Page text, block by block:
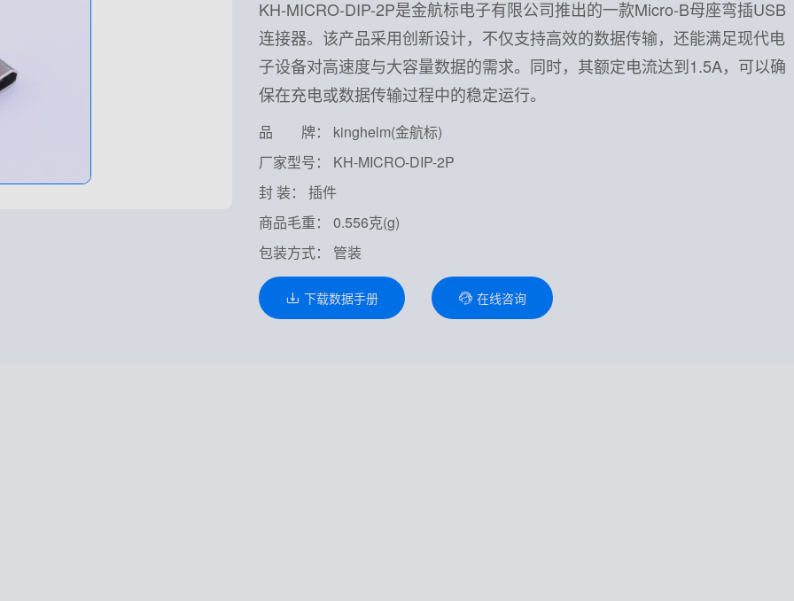
KH-MICRO-DIP-2P是金航标电子有限公司推出的一款Micro-B母座弯插USB
连接器。该产品采用创新设计，不仅支持高效的数据传输，还能满足现代电
子设备对高速度与大容量数据的需求。同时，其额定电流达到1.5A，可以确
保在充电或数据传输过程中的稳定运行。
品 牌： kinghelm(金航标)
厂家型号： KH-MICRO-DIP-2P
封 装： 插件
商品毛重： 0.556克(g)
包装方式： 管装
下载数据手册 在线咨询